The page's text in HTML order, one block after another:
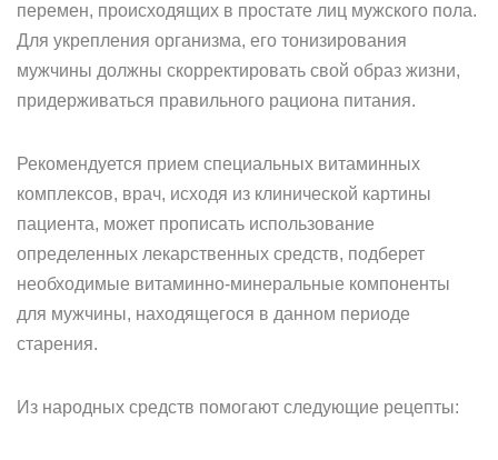
перемен, происходящих в простате лиц мужского пола.
Для укрепления организма, его тонизирования
мужчины должны скорректировать свой образ жизни,
придерживаться правильного рациона питания.
Рекомендуется прием специальных витаминных
комплексов, врач, исходя из клинической картины
пациента, может прописать использование
определенных лекарственных средств, подберет
необходимые витаминно-минеральные компоненты
для мужчины, находящегося в данном периоде
старения.
Из народных средств помогают следующие рецепты: